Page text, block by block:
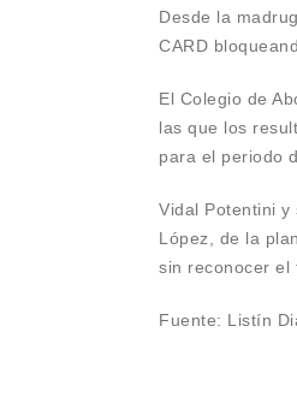
Desde la
CARD
El Colegio de
las que los
para el periodo
Vidal Potentini
López, de la
sin reconocer el
Fuente: Listín